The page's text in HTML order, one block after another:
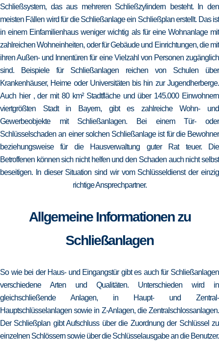
Schließsystem, das aus mehreren Schließzylindern besteht. In den
meisten Fällen wird für die Schließanlage ein Schließplan erstellt. Das ist
in einem Einfamilienhaus weniger wichtig als für eine Wohnanlage mit
zahlreichen Wohneinheiten, oder für Gebäude und Einrichtungen, die mit
ihren Außen- und Innentüren für eine Vielzahl von Personen zugänglich
sind. Beispiele für Schließanlagen reichen von Schulen über
Krankenhäuser, Heime oder Universitäten bis hin zur Jugendherberge.
Auch hier , der mit 80 km² Stadtfläche und über 145.000 Einwohnern
viertgrößten Stadt in Bayern, gibt es zahlreiche Wohn- und
Gewerbeobjekte mit Schließanlagen. Bei einem Tür- oder
Schlüsselschaden an einer solchen Schließanlage ist für die Bewohner
beziehungsweise für die Hausverwaltung guter Rat teuer. Die
Betroffenen können sich nicht helfen und den Schaden auch nicht selbst
beseitigen. In dieser Situation sind wir vom Schlüsseldienst der einzig
richtige Ansprechpartner.
Allgemeine Informationen zu
Schließanlagen
So wie bei der Haus- und Eingangstür gibt es auch für Schließanlagen
verschiedene Arten und Qualitäten. Unterschieden wird in
gleichschließende Anlagen, in Haupt- und Zentral-
Hauptschlüsselanlagen sowie in Z-Anlagen, die Zentralschlossanlagen.
Der Schließplan gibt Aufschluss über die Zuordnung der Schlüssel zu
einzelnen Schlössern sowie über die Schlüsselausgabe an die Benutzer.